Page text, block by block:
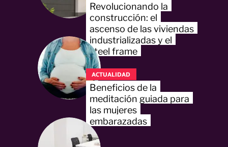
Revolucionando la
construcción: el
ascenso de las viviendas
industrializadas y el
steel frame
ACTUALIDAD
Beneficios de la
meditación guiada para
las mujeres
embarazadas